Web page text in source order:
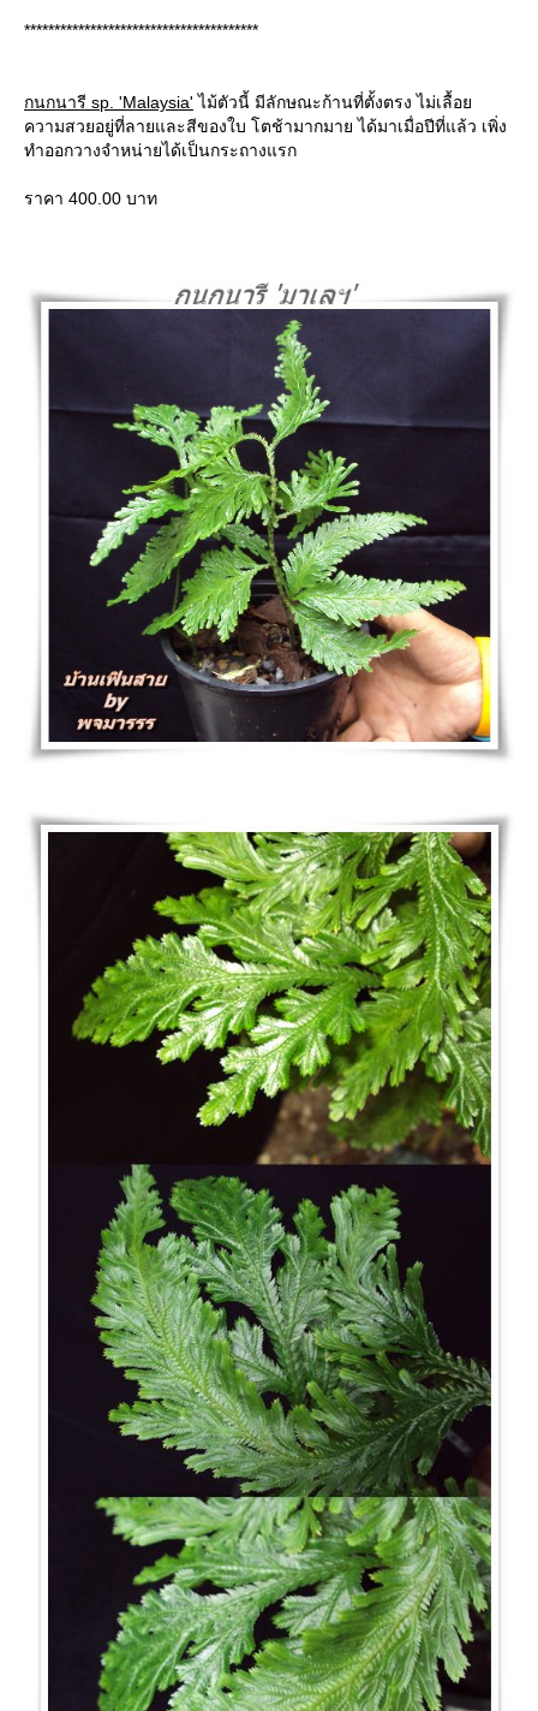
***************************************
กนกนารี sp. 'Malaysia' ไม้ตัวนี้ มีลักษณะก้านที่ตั้งตรง ไม่เลื้อ
ความสวยอยู่ที่ลายและสีของใบ โตช้ามากมาย ได้มาเมื่อปีที่แล้ว เพิ่ง
ทำออกวางจำหน่ายได้เป็นกระถางแรก
ราคา 400.00 บาท